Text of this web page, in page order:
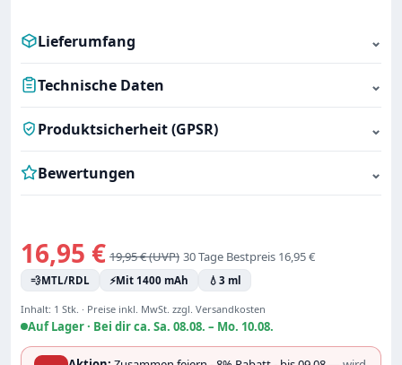
Lieferumfang ⌄
Technische Daten ⌄
Produktsicherheit (GPSR) ⌄
Bewertungen ⌄
Verkaufspreis:
16,95 € Regulärer Preis:
19,95 € 30 Tage Bestpreis 16,95 €
💨MTL/RDL ⚡Mit 1400 mAh 💧 3 ml
Inhalt: 1 Stk. · Preise inkl. MwSt. zzgl. Versandkosten
Auf Lager · Bei dir ca. Sa. 08.08. – Mo. 10.08.